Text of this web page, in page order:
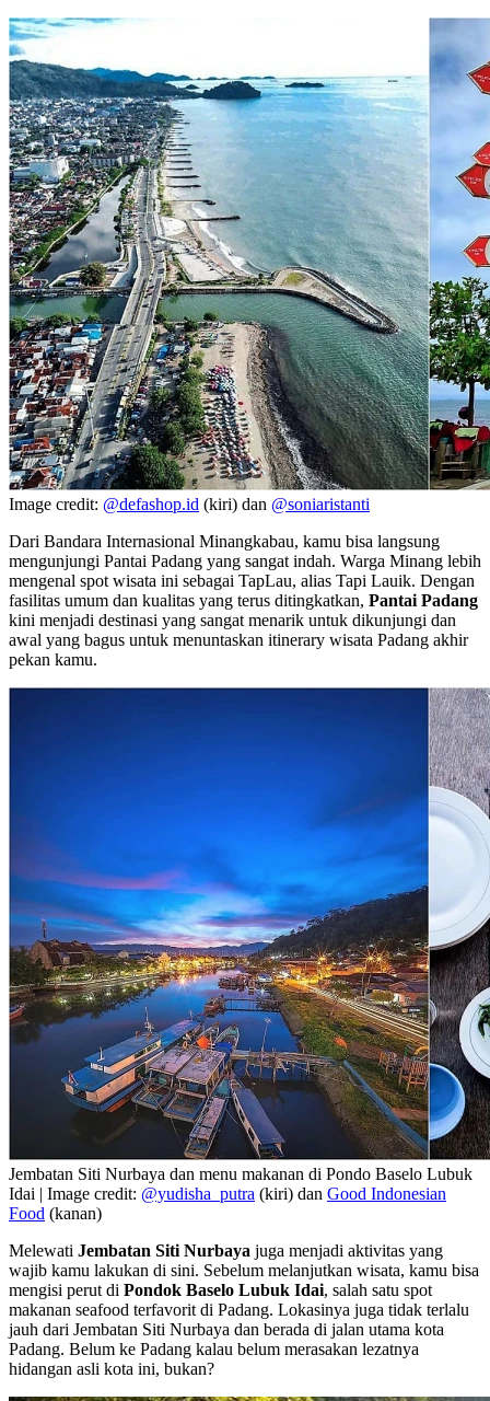
Image credit: @defashop.id (kiri) dan @soniaristanti
Dari Bandara Internasional Minangkabau, kamu bisa langsung
mengunjungi Pantai Padang yang sangat indah. Warga Minang lebih
mengenal spot wisata ini sebagai TapLau, alias Tapi Lauik. Dengan
fasilitas umum dan kualitas yang terus ditingkatkan, Pantai Padang
kini menjadi destinasi yang sangat menarik untuk dikunjungi dan
awal yang bagus untuk menuntaskan itinerary wisata Padang akhir
pekan kamu.
Jembatan Siti Nurbaya dan menu makanan di Pondo Baselo Lubuk
Idai | Image credit: @yudisha_putra (kiri) dan Good Indonesian
Food (kanan)
Melewati Jembatan Siti Nurbaya juga menjadi aktivitas yang
wajib kamu lakukan di sini. Sebelum melanjutkan wisata, kamu bisa
mengisi perut di Pondok Baselo Lubuk Idai, salah satu spot
makanan seafood terfavorit di Padang. Lokasinya juga tidak terlalu
jauh dari Jembatan Siti Nurbaya dan berada di jalan utama kota
Padang. Belum ke Padang kalau belum merasakan lezatnya
hidangan asli kota ini, bukan?